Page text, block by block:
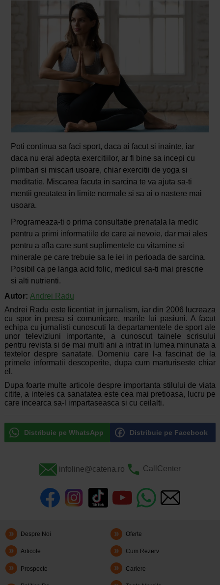
Poti continua sa faci sport, daca ai facut si inainte, iar
daca nu erai adepta exercitiilor, ar fi bine sa incepi cu
plimbari si miscari usoare, chiar exercitii de yoga si
meditatie. Miscarea facuta in sarcina te va ajuta sa-ti
mentii greutatea in limite normale si sa ai o nastere mai
usoara.
Programeaza-ti o prima consultatie prenatala la medic
pentru a primi informatiile de care ai nevoie, dar mai ales
pentru a afla care sunt suplimentele cu vitamine si
minerale pe care trebuie sa le iei in perioada de sarcina.
Posibil ca pe langa acid folic, medicul sa-ti mai prescrie
si alti nutrienti.
Autor: Andrei Radu
Andrei Radu este licentiat in jurnalism, iar din 2006 lucreaza
cu spor in presa si comunicare, marile lui pasiuni. A facut
echipa cu jurnalisti cunoscuti la departamentele de sport ale
unor televiziuni importante, a cunoscut tainele scrisului
pentru revista si de mai multi ani a intrat in lumea minunata a
textelor despre sanatate. Domeniu care l-a fascinat de la
primele informatii descoperite, dupa cum marturiseste chiar
el.
Dupa foarte multe articole despre importanta stilului de viata
citite, a inteles ca sanatatea este cea mai pretioasa, lucru pe
care incearca sa-l impartaseasca si cu ceilalti.
Distribuie pe WhatsApp Distribuie pe Facebook
infoline@catena.ro CallCenter
Despre Noi Oferte
Articole Cum Rezerv
Prospecte Cariere